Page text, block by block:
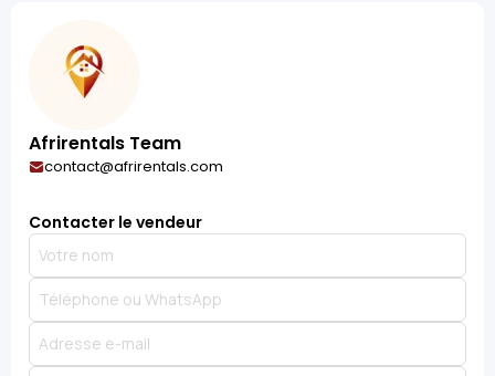
Afrirentals Team
contact@afrirentals.com
Contacter le vendeur